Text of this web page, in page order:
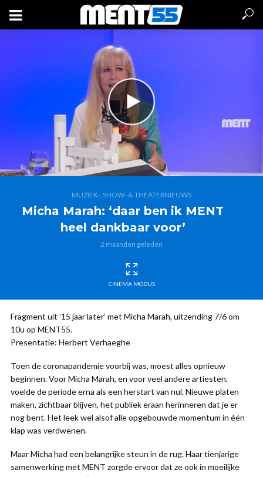
MUZIEK-, SHOW- & THEATERNIEUWS
Micha Marah: ‘daar ben ik MENT
heel dankbaar voor’
2 maanden geleden
CINEMA MODUS
Fragment uit ’15 jaar later’ met Micha Marah, uitzending 7/6 om
10u op MENT55.
Presentatie: Herbert Verhaeghe
Toen de coronapandemie voorbij was, moest alles opnieuw
beginnen. Voor Micha Marah, en voor veel andere artiesten,
voelde de periode erna als een herstart van nul. Nieuwe platen
maken, zichtbaar blijven, het publiek eraan herinneren dat je er
nog bent. Het leek wel alsof alle opgebouwde momentum in één
klap was verdwenen.
Maar Micha had een belangrijke steun in de rug. Haar tienjarige
samenwerking met MENT zorgde ervoor dat ze ook in moeilijke